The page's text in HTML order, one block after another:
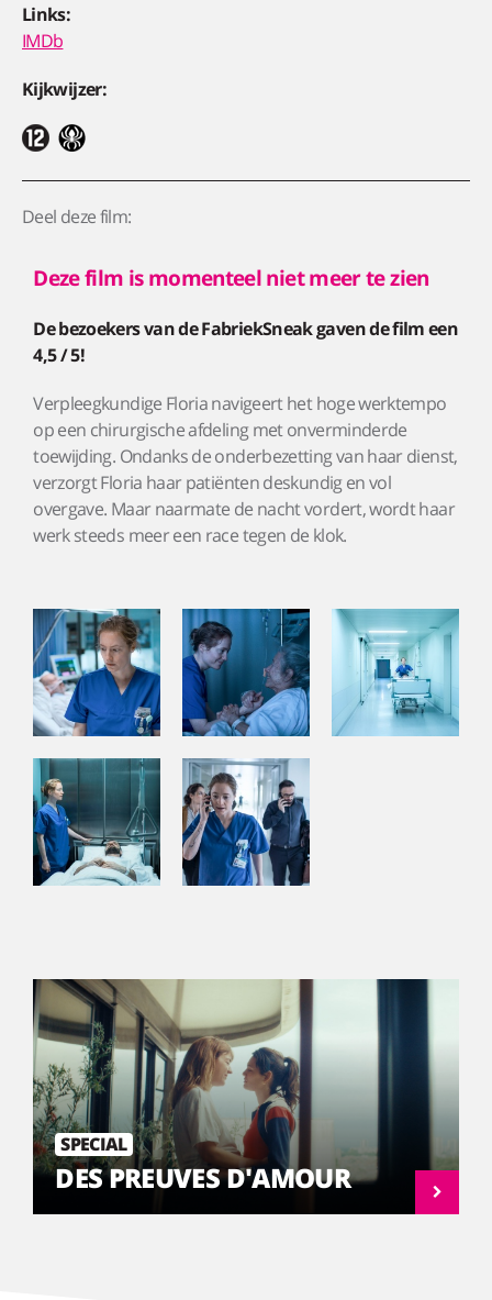
Links:
IMDb
Kijkwijzer:
Deel deze film:
Deze film is momenteel niet meer te zien
De bezoekers van de FabriekSneak gaven de film een
4,5 / 5!
Verpleegkundige Floria navigeert het hoge werktempo
op een chirurgische afdeling met onverminderde
toewijding. Ondanks de onderbezetting van haar dienst,
verzorgt Floria haar patiënten deskundig en vol
overgave. Maar naarmate de nacht vordert, wordt haar
werk steeds meer een race tegen de klok.
SPECIAL
DES PREUVES D'AMOUR